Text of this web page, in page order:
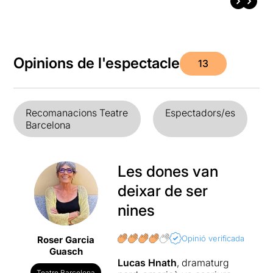
Opinions de l'espectacle 13
Recomanacions Teatre
Barcelona
Espectadors/es
Roser Garcia
Guasch
Les dones van
deixar de ser
nines
Opinió verificada
Lucas Hnath, dramaturg